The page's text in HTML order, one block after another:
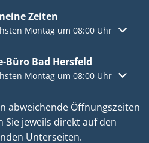
Zeiten
oder Schließzeiten
Montag um 08:00 Uhr
Büro Bad Hersfeld
oder Schließzeiten
Montag um 08:00 Uhr
abweichende Öffnungszeiten
Sie jeweils direkt auf den
Unterseiten.